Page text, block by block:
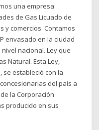
una empresa
de Gas Licuado de
y comercios. Contamos
envasado en la ciudad
nacional. Ley que
Natural. Esta Ley,
se estableció con la
del país a
la Corporación
producido en sus